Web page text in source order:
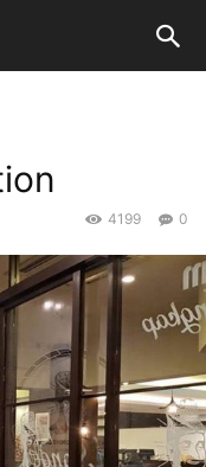
0
4199